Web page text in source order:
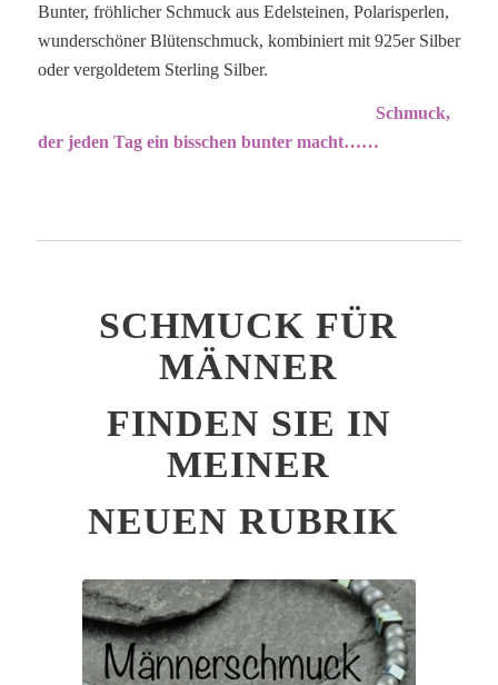
Bunter, fröhlicher Schmuck aus Edelsteinen, Polarisperlen,
wunderschöner Blütenschmuck, kombiniert mit 925er Silber
oder vergoldetem Sterling Silber.
Schmuck,
der jeden Tag ein bisschen bunter macht……
SCHMUCK FÜR
MÄNNER
FINDEN SIE IN
MEINER
NEUEN RUBRIK